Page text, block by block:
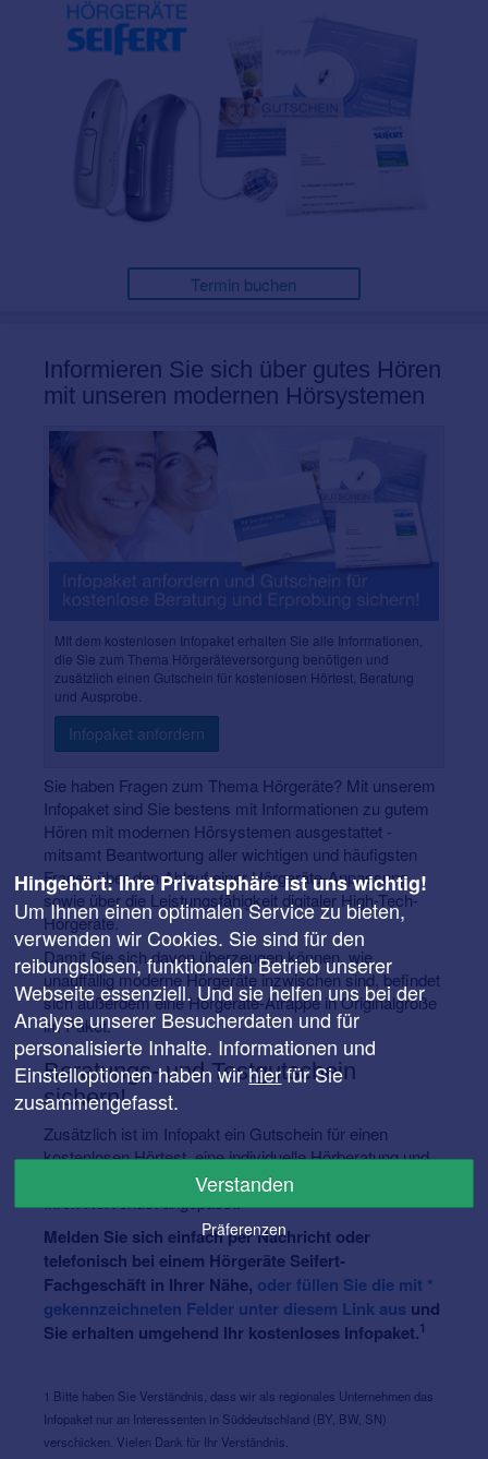
Termin buchen
Informieren Sie sich über gutes Hören
mit unseren modernen Hörsystemen
MIt dem kostenlosen Infopaket erhalten Sie alle Informationen,
die Sie zum Thema Hörgeräteversorgung benötigen und
zusätzlich einen Gutschein für kostenlosen Hörtest, Beratung
und Ausprobe.
Infopaket anfordern
Sie haben Fragen zum Thema Hörgeräte? Mit unserem
Infopaket sind Sie bestens mit Informationen zu gutem
Hören mit modernen Hörsystemen ausgestattet -
mitsamt Beantwortung aller wichtigen und häufigsten
Fragen über den Ablauf einer Hörgeräte-Anpassung
sowie über die Leistungsfähigkeit digitaler High-Tech-
Hörgeräte.
Damit Sie sich davon überzeugen können, wie
unauffällig moderne Hörgeräte inzwischen sind, befindet
sich außerdem eine Hörgeräte-Atrappe in Originalgröße
im Paket.
Beratungs- und Testgutschein
sichern!
Zusätzlich ist im Infopakt ein Gutschein für einen
kostenlosen Hörtest, eine individuelle Hörberatung und
ein unverbindliches Probetragen enthalten - speziell auf
Ihren Hörverlust angepasst.
Melden Sie sich einfach per Nachricht oder
telefonisch bei einem Hörgeräte Seifert-
Fachgeschäft in Ihrer Nähe, oder füllen Sie die mit *
gekennzeichneten Felder unter diesem Link aus und
Sie erhalten umgehend Ihr kostenloses Infopaket.1
1 Bitte haben Sie Verständnis, dass wir als regionales Unternehmen das
Infopaket nur an Interessenten in Süddeutschland (BY, BW, SN)
verschicken. Vielen Dank für Ihr Verständnis.
Hingehört: Ihre Privatsphäre ist uns wichtig!
Um Ihnen einen optimalen Service zu bieten,
verwenden wir Cookies. Sie sind für den
reibungslosen, funktionalen Betrieb unserer
Webseite essenziell. Und sie helfen uns bei der
Analyse unserer Besucherdaten und für
personalisierte Inhalte. Informationen und
Einstelloptionen haben wirhierfür Sie
zusammengefasst.
Verstanden
Präferenzen